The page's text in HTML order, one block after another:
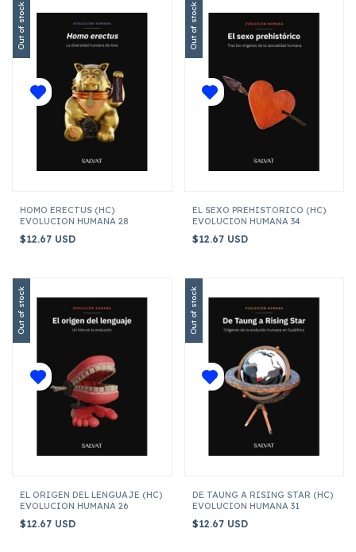
Out of stock
HOMO ERECTUS (HC)
EVOLUCION HUMANA 28
$12.67 USD
Out of stock
EL SEXO PREHISTORICO (HC)
EVOLUCION HUMANA 34
$12.67 USD
Out of stock
EL ORIGEN DEL LENGUAJE (HC)
EVOLUCION HUMANA 26
$12.67 USD
Out of stock
DE TAUNG A RISING STAR (HC)
EVOLUCION HUMANA 31
$12.67 USD